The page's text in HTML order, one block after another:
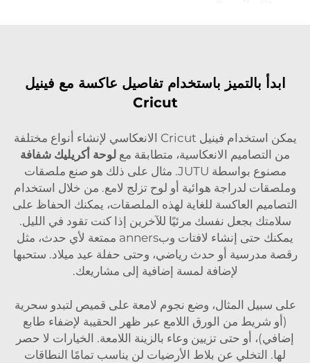
ابدأ بالتميز باستخدام تفاصيل عاكسة مع فينيل
Cricut
يمكن استخدام فينيل Cricut الانعكاسي لإنشاء أنواع مختلفة
من التصاميم الانعكاسية، متطابقة مع لوحة أكريليك شفافة
مصنوع بواسطة JUTU. مثال على ذلك هو صنع ملصقات
وملصقات لدراجة هوائية أو لوح تزلج لامع. من خلال استخدام
التصاميم العاكسة للغاية لهذه الملصقات، يمكنك الحفاظ على
سلامتك بجعل نفسك مرئيًا للآخرين إذا كنت تقود في الليل.
يمكنك حتى إنشاء لافتات وبanners ممتعة لأي حدث، مثل
رقصة مدرسية أو حدث رياضي، وحتى حفلة عيد ميلاد. ستحبها
لإضافة لمسة إضافية إلى مشاريعك.
على سبيل المثال، وضع نجوم لامعة على قميص لتبدو سحرية
(أو شريط من الورق اللامع عبر ظهر الحقيبة لإضفاء طابع
إضافي)، أو حتى تزيين وعاء بالزينة اللامعة. الخيارات لا حصر
لها. التخلي عن بلاط الأرضيات لن يناسب تمامًا النطاقات